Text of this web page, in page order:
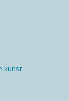
kunst.